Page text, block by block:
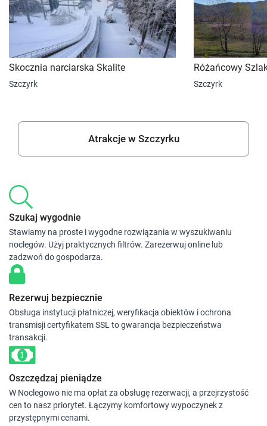
Skocznia narciarska Skalite
Szczyrk
Różańcowy
Szczyrk
Atrakcje w Szczyrku
Szukaj wygodnie
Stawiamy na proste i wygodne rozwiązania w wyszukiwaniu
noclegów. Użyj praktycznych filtrów. Zarezerwuj online lub
zadzwoń do gospodarza.
Rezerwuj bezpiecznie
Obsługa instytucji płatniczej, weryfikacja obiektów i ochrona
transmisji certyfikatem SSL to gwarancja bezpieczeństwa
transakcji.
Oszczędzaj pieniądze
W Noclegowo nie ma opłat za obsługę rezerwacji, a przejrzystość
cen to nasz priorytet. Łączymy komfortowy wypoczynek z
przystępnymi cenami.